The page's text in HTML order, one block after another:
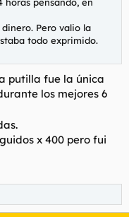
horas pensando, en
Pero valio la
todo exprimido.
putilla fue la única
los mejores 6
x 400 pero fui